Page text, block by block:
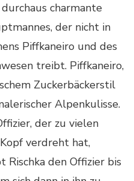
charmante
der nicht in
Piffkaneiro und des
treibt. Piffkaneiro,
Zuckerbäckerstil
Alpenkulisse.
der zu vielen
verdreht hat,
den Offizier bis